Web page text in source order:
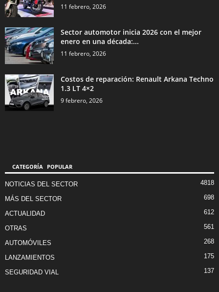
11 febrero, 2026
Sector automotor inicia 2026 con el mejor
enero en una década:...
11 febrero, 2026
Costos de reparación: Renault Arkana Techno
1.3 LT 4×2
9 febrero, 2026
CATEGORÍA POPULAR
NOTICIAS DEL SECTOR 4818
MÁS DEL SECTOR 698
ACTUALIDAD 612
OTRAS 561
AUTOMÓVILES 268
LANZAMIENTOS 175
SEGURIDAD VIAL 137